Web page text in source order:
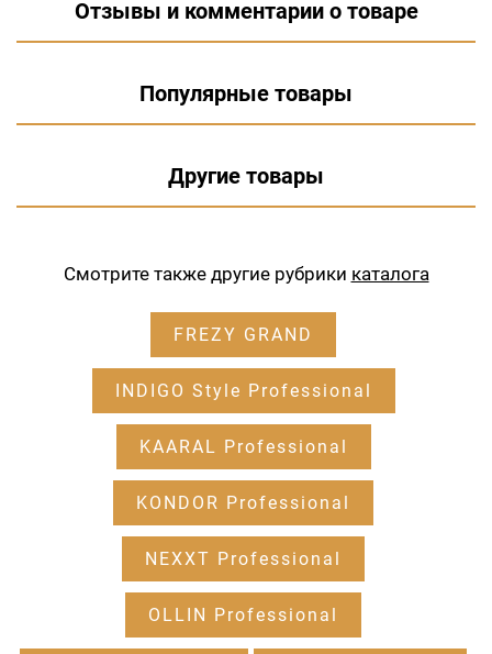
Отзывы и комментарии о товаре
Популярные товары
Другие товары
Смотрите также другие рубрики каталога
FREZY GRAND
INDIGO Style Professional
KAARAL Professional
KONDOR Professional
NEXXT Professional
OLLIN Professional